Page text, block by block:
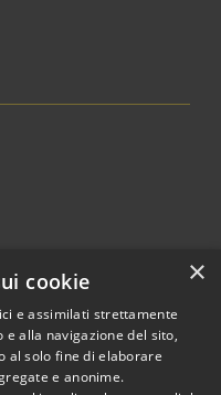
© 2026 • Comune di
×
cookie
e assimilati strettamente
alla navigazione del sito,
al solo fine di elaborare
e anonime.